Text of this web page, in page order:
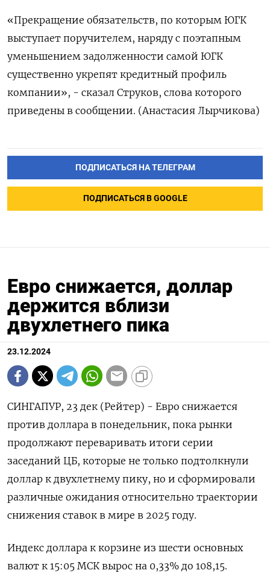
«Прекращение обязательств, по которым ЮГК
выступает поручителем, наряду с поэтапным
уменьшением задолженности самой ЮГК
существенно укрепят кредитный профиль
компании», - сказал Струков, слова которого
приведены в сообщении. (Анастасия Лырчикова)
ПОДПИСАТЬСЯ НА ТЕЛЕГРАМ
ПОДПИСАТЬСЯ В GOOGLE
Евро снижается, доллар
держится вблизи
двухлетнего пика
23.12.2024
СИНГАПУР, 23 дек (Рейтер) - Евро снижается
против доллара в понедельник, пока рынки
продолжают переваривать итоги серии
заседаний ЦБ, которые не только подтолкнули
доллар к двухлетнему пику, но и сформировали
различные ожидания относительно траектории
снижения ставок в мире в 2025 году.
Индекс доллара к корзине из шести основных
валют к 15:05 МСК вырос на 0,33% до 108,15​.